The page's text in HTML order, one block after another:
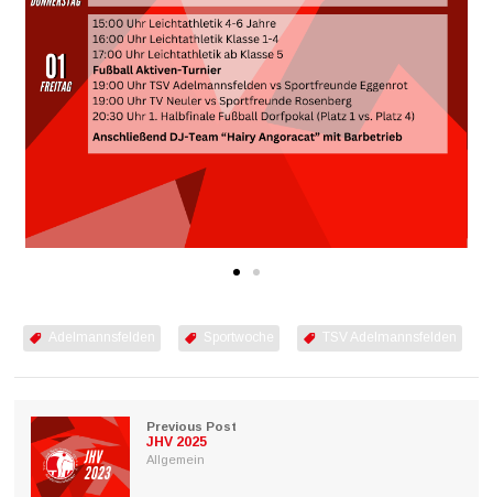
Adelmannsfelden Sportwoche TSV Adelmannsfelden
Previous Post
JHV 2025
Allgemein